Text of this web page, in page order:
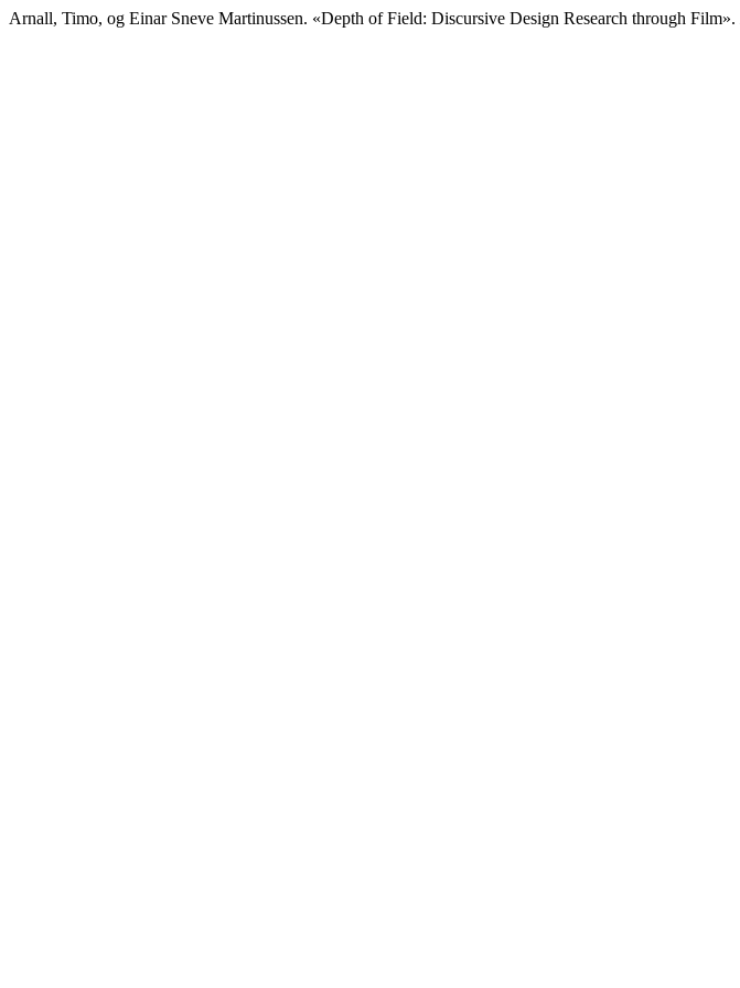
Arnall, Timo, og Einar Sneve Martinussen. «Depth of Field: Discursive Design Research through Film».